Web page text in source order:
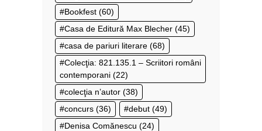
Bookfest (60)
Casa de Editură Max Blecher (45)
casa de pariuri literare (68)
Colecţia: 821.135.1 – Scriitori români
contemporani (22)
colecţia n’autor (38)
concurs (36) debut (49)
Denisa Comănescu (24)